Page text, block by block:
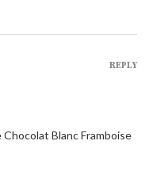
Blanc Framboise
REPLY